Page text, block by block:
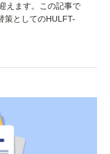
えます。この記事で
策としてのHULFT-